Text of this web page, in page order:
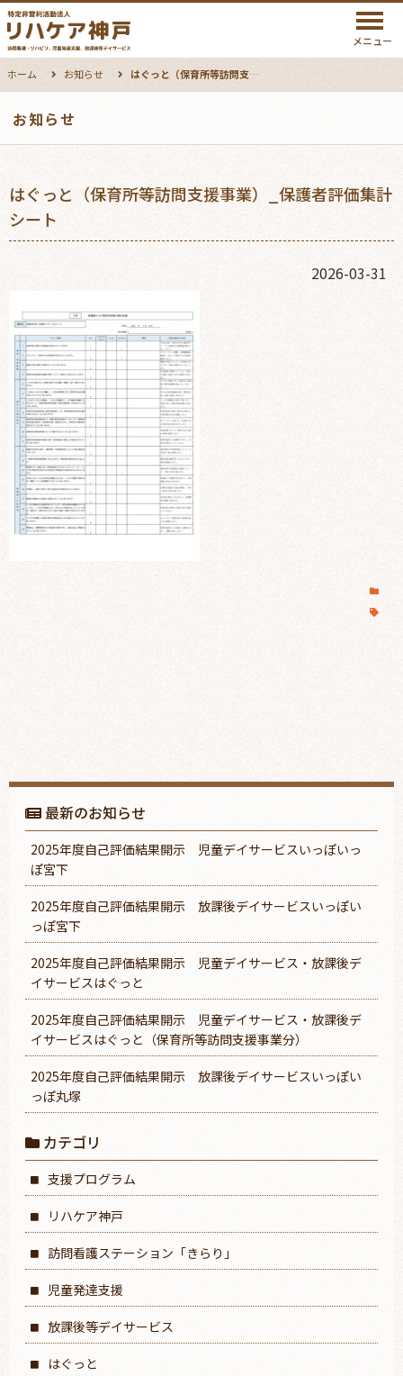
メニュー
ホーム お知らせ はぐっと（保育所等訪問支援事業）_保護者評価集計シート
お知らせ
はぐっと（保育所等訪問支援事業）_保護者評価集計
シート
2026-03-31
最新のお知らせ
2025年度自己評価結果開示 児童デイサービスいっぽいっ
ぽ宮下
2025年度自己評価結果開示 放課後デイサービスいっぽい
っぽ宮下
2025年度自己評価結果開示 児童デイサービス・放課後デ
イサービスはぐっと
2025年度自己評価結果開示 児童デイサービス・放課後デ
イサービスはぐっと（保育所等訪問支援事業分）
2025年度自己評価結果開示 放課後デイサービスいっぽい
っぽ丸塚
カテゴリ
支援プログラム
リハケア神戸
訪問看護ステーション「きらり」
児童発達支援
放課後等デイサービス
はぐっと